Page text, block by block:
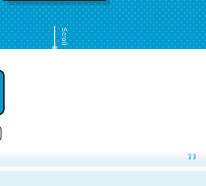
Scroll
ーなんだろうなと凄く思う。英語少しでも読める人は原文
き。Let’s Fucking Go. Then Covid hit. Shit.
by ラーズ・ヌートバー